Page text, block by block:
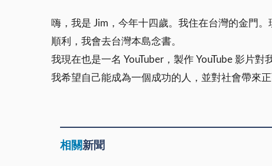
嗨，我是 Jim，今年十四歲。我住在台灣的金門
順利，我會去台灣本島念書。
我現在也是一名 YouTuber，製作 YouTube 影片
我希望自己能成為一個成功的人，並對社會帶來正
相關新聞